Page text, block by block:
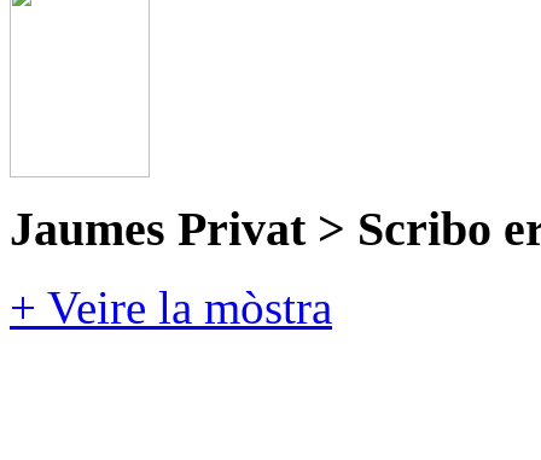
Jaumes Privat > Scribo
+ Veire la mòstra